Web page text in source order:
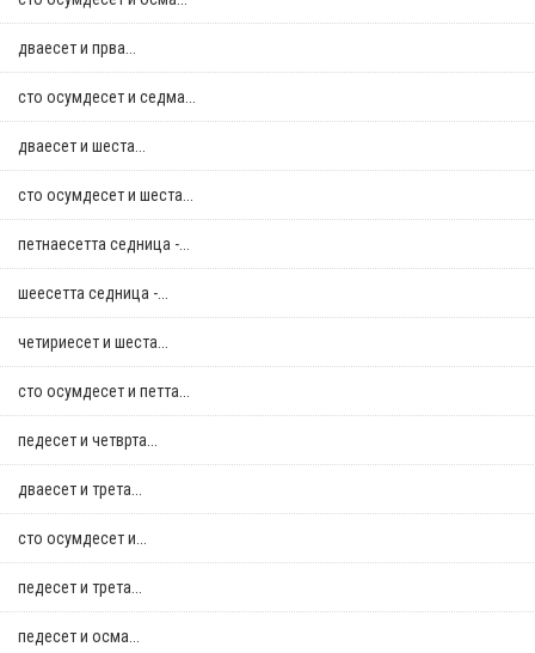
дваесет и прва...
сто осумдесет и седма...
дваесет и шеста...
сто осумдесет и шеста...
петнаесетта седница -...
шеесетта седница -...
четириесет и шеста...
сто осумдесет и петта...
педесет и четврта...
дваесет и трета...
сто осумдесет и...
педесет и трета...
педесет и осма...